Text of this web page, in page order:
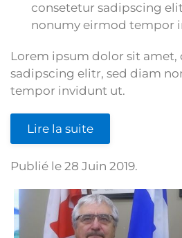
consetetur sadipscing
nonumy eirmod tempor
Lorem ipsum dolor sit amet,
sadipscing elitr, sed diam
tempor invidunt ut.
Lire la suite
Publié le 28 Juin 2019.